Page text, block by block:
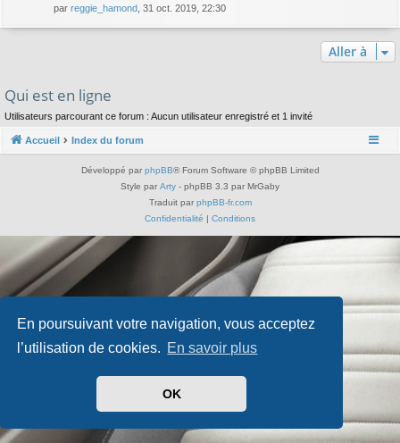
En poursuivant votre navigation, vous acceptez
l’utilisation de cookies. En savoir plus
OK
par reggie_hamond , 31 oct. 2019, 22:30
Aller à
Qui est en ligne
Utilisateurs parcourant ce forum : Aucun utilisateur enregistré et 1 invité
Accueil Index du forum
Développé par phpBB® Forum Software © phpBB Limited
Style par Arty - phpBB 3.3 par MrGaby
Traduit par phpBB-fr.com
Confidentialité | Conditions